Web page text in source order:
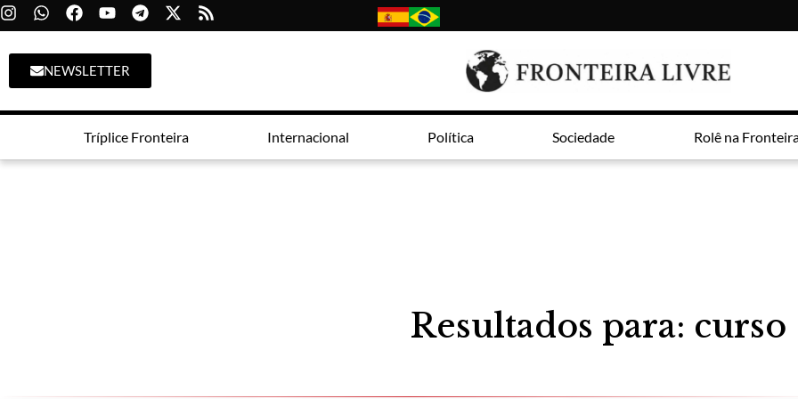
NEWSLETTER
Tríplice Fronteira Internacional Política Sociedade Rolê na
Resultados para: curso